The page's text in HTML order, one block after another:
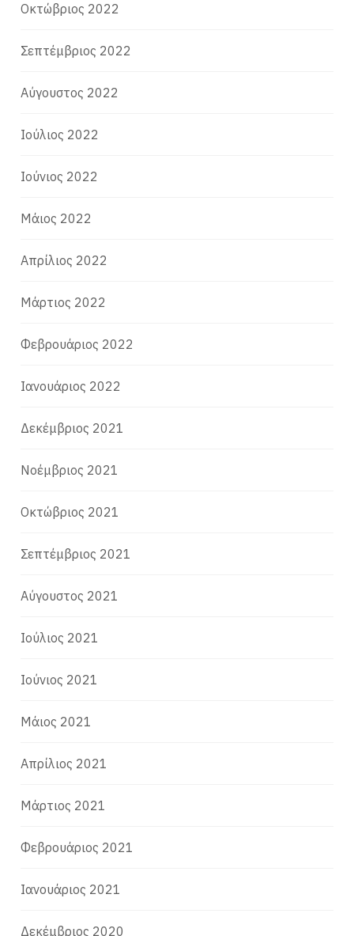
Οκτώβριος 2022
Σεπτέμβριος 2022
Αύγουστος 2022
Ιούλιος 2022
Ιούνιος 2022
Μάιος 2022
Απρίλιος 2022
Μάρτιος 2022
Φεβρουάριος 2022
Ιανουάριος 2022
Δεκέμβριος 2021
Νοέμβριος 2021
Οκτώβριος 2021
Σεπτέμβριος 2021
Αύγουστος 2021
Ιούλιος 2021
Ιούνιος 2021
Μάιος 2021
Απρίλιος 2021
Μάρτιος 2021
Φεβρουάριος 2021
Ιανουάριος 2021
Δεκέμβριος 2020